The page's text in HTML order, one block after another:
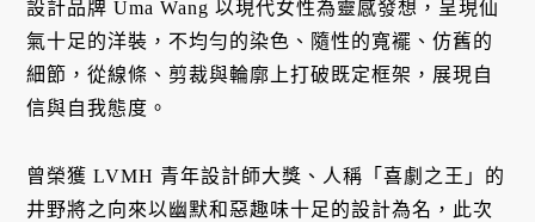
設計品牌 Uma Wang 以現代女性為靈感發想，呈現仙
氣十足的洋裝，不均勻的染色、隨性的寬襬、仿舊的
細節，從線條、剪裁與輪廓上打破既定框架，展現自
信與自我態度。
曾榮獲 LVMH 青年設計師大獎、人稱「喜劇之王」的
井野將之向來以幽默和惡趣味十足的設計為名，此次